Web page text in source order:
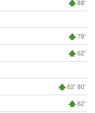
88'
79'
62'
62' 80'
62'